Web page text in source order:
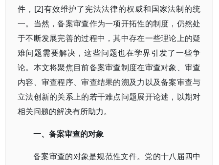
件，[2]有效维护了宪法法律的权威和国家法制的统
一。当然，备案审查作为一项开拓性的制度，仍然处
于不断发展完善的过程中，其中存在一些理论上的疑
难问题需要解决，这些问题也在学界引发了一些争
论。本文将聚焦目前备案审查制度在审查对象、审查
内容、审查程序、审查结果的溯及力以及备案审查与
立法创新的关系上的若干难点问题展开论述，以期对
相关问题的解决有所助力。
一、备案审查的对象
备案审查的对象是规范性文件。党的十八届四中